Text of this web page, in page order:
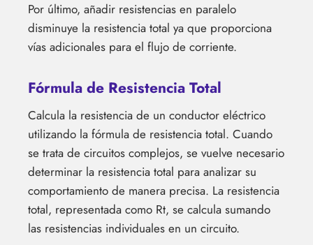
Por último, añadir resistencias en paralelo
disminuye la resistencia total ya que proporciona
vías adicionales para el flujo de corriente.
Fórmula de Resistencia Total
Calcula la resistencia de un conductor eléctrico
utilizando la fórmula de resistencia total. Cuando
se trata de circuitos complejos, se vuelve necesario
determinar la resistencia total para analizar su
comportamiento de manera precisa. La resistencia
total, representada como Rt, se calcula sumando
las resistencias individuales en un circuito.